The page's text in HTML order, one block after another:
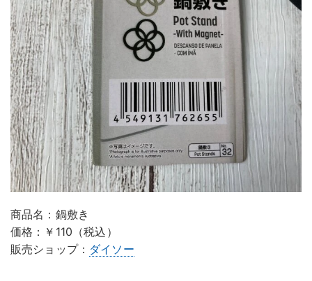
商品名：鍋敷き
価格：￥110（税込）
販売ショップ： ダイソー